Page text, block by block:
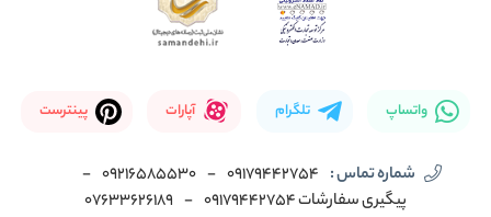
واتساپ تلگرام آپارات پینترست
شماره تماس : 09179442754
-
09216585530
-
پیگیری سفارشات 09179442754
-
07633626189